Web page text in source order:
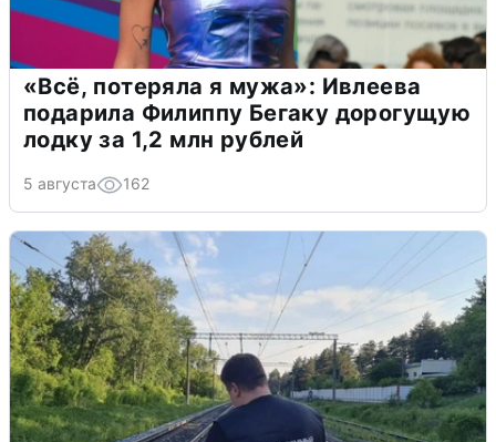
«Всё, потеряла я мужа»: Ивлеева
подарила Филиппу Бегаку дорогущую
лодку за 1,2 млн рублей
5 августа 162